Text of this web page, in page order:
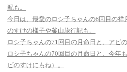
配も。
今日は、最愛のロシ子ちゃんの6回目の
のすけの様子や釜山旅行記も。
ロシ子ちゃんの71回目の月命日と、アビ
ロシ子ちゃんの70回目の月命日と、今年
ビのすけにもね）。